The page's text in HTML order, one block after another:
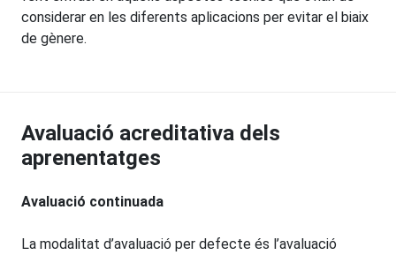
considerar en les diferents aplicacions per evitar el biaix
de gènere.
Avaluació acreditativa dels
aprenentatges
Avaluació continuada
La modalitat d’avaluació per defecte és l’avaluació